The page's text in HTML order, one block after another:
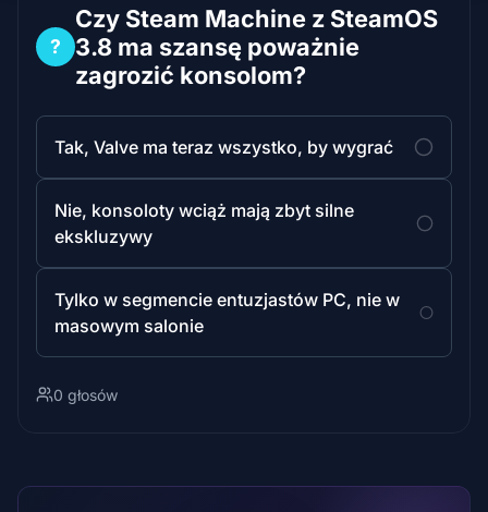
?
Czy Steam Machine z SteamOS
3.8 ma szansę poważnie
zagrozić konsolom?
Tak, Valve ma teraz wszystko, by wygrać
Nie, konsoloty wciąż mają zbyt silne
ekskluzywy
Tylko w segmencie entuzjastów PC, nie w
masowym salonie
0 głosów